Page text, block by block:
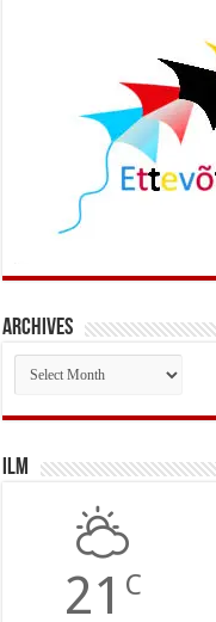
Archives
Archives
Ilm
21 C